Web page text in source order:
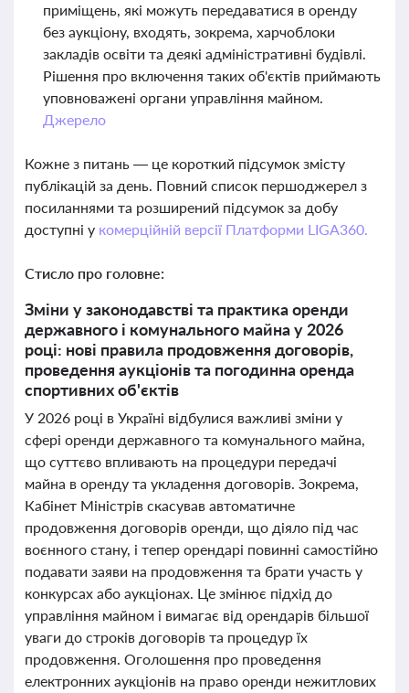
приміщень, які можуть передаватися в оренду
без аукціону, входять, зокрема, харчоблоки
закладів освіти та деякі адміністративні будівлі.
Рішення про включення таких об'єктів приймають
уповноважені органи управління майном.
Джерело
Кожне з питань — це короткий підсумок змісту
публікацій за день. Повний список першоджерел з
посиланнями та розширений підсумок за добу
доступні у комерційній версії Платформи LIGA360.
Стисло про головне:
Зміни у законодавстві та практика оренди
державного і комунального майна у 2026
році: нові правила продовження договорів,
проведення аукціонів та погодинна оренда
спортивних об'єктів
У 2026 році в Україні відбулися важливі зміни у
сфері оренди державного та комунального майна,
що суттєво впливають на процедури передачі
майна в оренду та укладення договорів. Зокрема,
Кабінет Міністрів скасував автоматичне
продовження договорів оренди, що діяло під час
воєнного стану, і тепер орендарі повинні самостійно
подавати заяви на продовження та брати участь у
конкурсах або аукціонах. Це змінює підхід до
управління майном і вимагає від орендарів більшої
уваги до строків договорів та процедур їх
продовження. Оголошення про проведення
електронних аукціонів на право оренди нежитлових